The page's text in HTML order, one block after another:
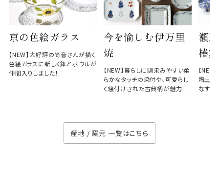
京の色絵ガラス
【NEW】大好評の尚音さんが描く
色絵ガラスに新しく鉢とボウルが
仲間入りしました！
今を愉しむ伊万里
焼
【NEW】暮らしに馴染みやすい柔
らかなタッチの染付や、可愛らし
く絵付けされた古典柄が魅力の
瀬
椿窯
【
陶土と
なす、
産地 / 窯元 一覧はこちら